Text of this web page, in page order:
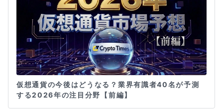
仮想通貨の今後はどうなる？業界有識者40名が予測
する2026年の注目分野【前編】